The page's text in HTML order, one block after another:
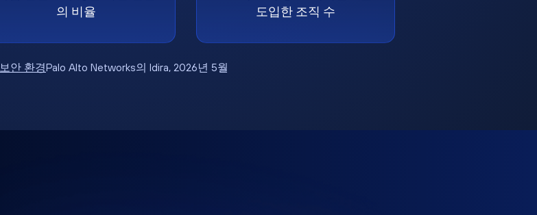
의 비율
도입한 조직 수
안 환경Palo Alto Networks의 Idira, 2026년 5월